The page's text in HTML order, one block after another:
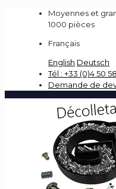
Moyennes et
1000 pièces
Français
English Deutsch
Tél : +33 (0)4 50
Demande de